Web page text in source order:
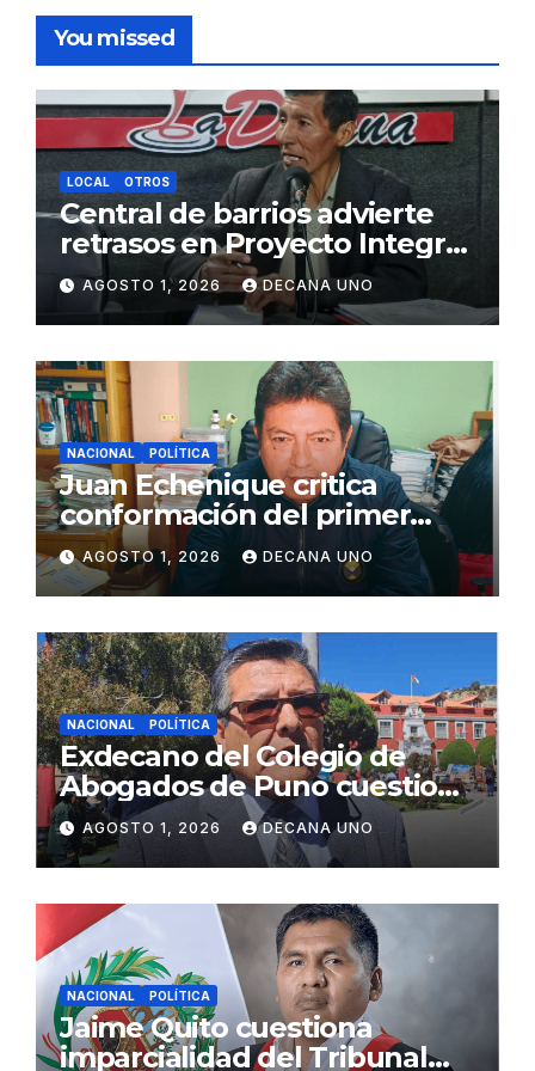
You missed
LOCAL OTROS
Central de barrios advierte
retrasos en Proyecto Integral
de Agua y Alcantarillado para
Juliaca
AGOSTO 1, 2026 DECANA UNO
NACIONAL POLÍTICA
Juan Echenique critica
conformación del primer
gabinete ministerial de Keiko
Fujimori
AGOSTO 1, 2026 DECANA UNO
NACIONAL POLÍTICA
Exdecano del Colegio de
Abogados de Puno cuestiona
propuestas sobre seguridad
ciudadana
AGOSTO 1, 2026 DECANA UNO
NACIONAL POLÍTICA
Jaime Quito cuestiona
imparcialidad del Tribunal